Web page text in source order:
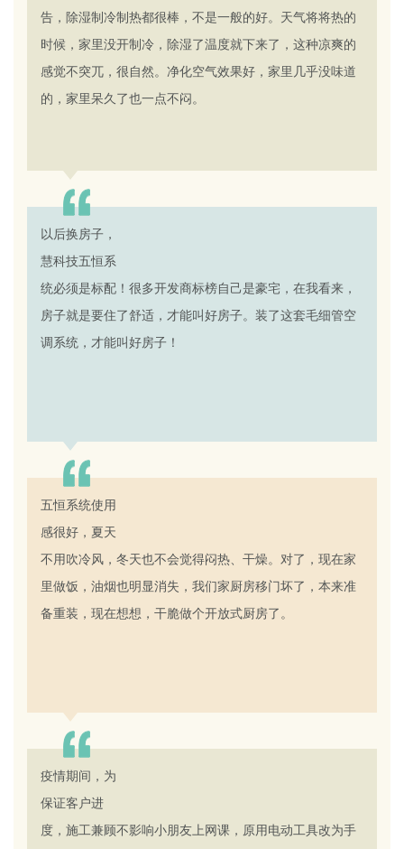
告，除湿制冷制热都很棒，不是一般的好。天气将将热的
时候，家里没开制冷，除湿了温度就下来了，这种凉爽的
感觉不突兀，很自然。净化空气效果好，家里几乎没味道
的，家里呆久了也一点不闷。
以后换房子，
慧科技五恒系
统必须是标配！很多开发商标榜自己是豪宅，在我看来，
房子就是要住了舒适，才能叫好房子。装了这套毛细管空
调系统，才能叫好房子！
五恒 系统使用
感很好，夏天
不用吹冷风，冬天也不会觉得闷热、干燥。对了，现在家
里做饭，油烟也明显消失，我们家厨房移门坏了，本来准
备重装，现在想想，干脆做个开放式厨房了。
疫情期间，为
保证客户进
度，施工兼顾不影响小朋友上网课，原用电动工具改为手